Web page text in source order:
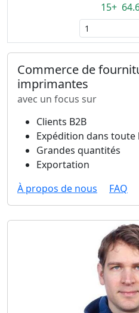
15+
Commerce de
imprimantes
avec un focus sur
Clients B2B
Expédition dans toute
Grandes quantités
Exportation
À propos de nous
FAQ